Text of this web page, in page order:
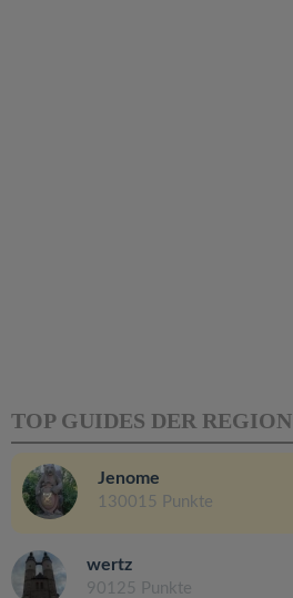
TOP GUIDES DER REGION
Jenome
130015 Punkte
wertz
90125 Punkte